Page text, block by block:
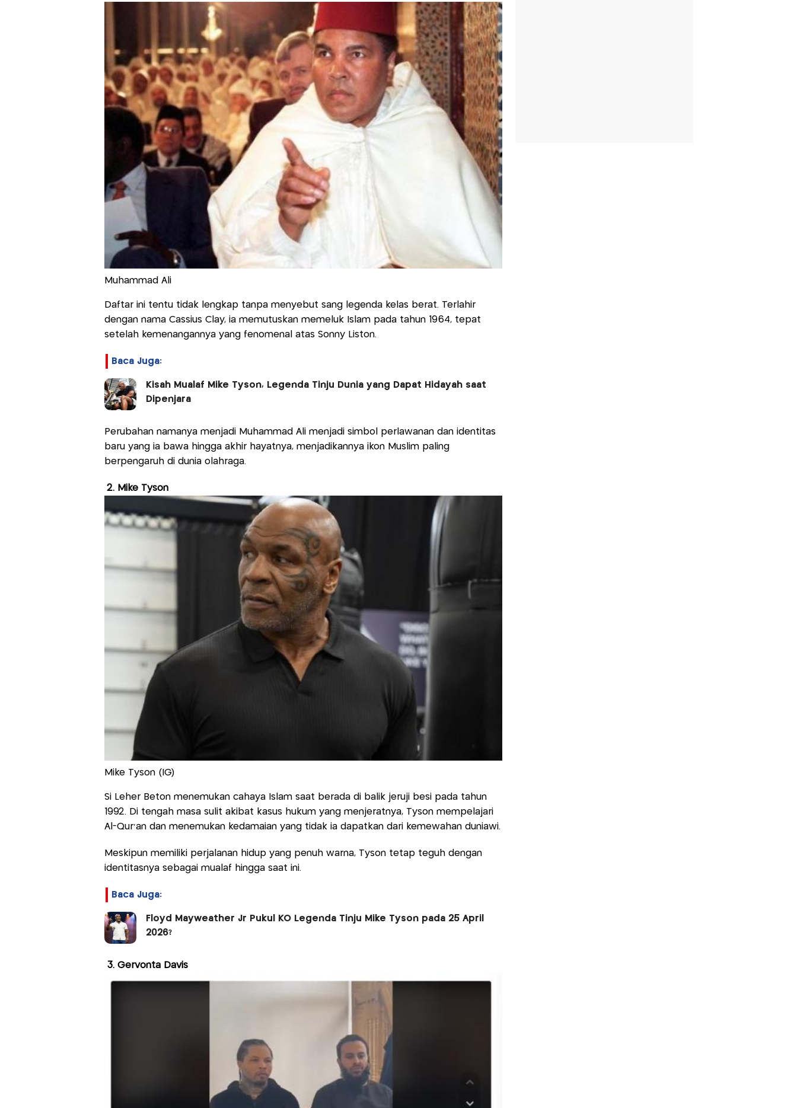
Muhammad Ali
Daftar ini tentu tidak lengkap tanpa menyebut sang legenda kelas berat. Terlahir
dengan nama Cassius Clay, ia memutuskan memeluk Islam pada tahun 1964, tepat
setelah kemenangannya yang fenomenal atas Sonny Liston.
Baca Juga:
Kisah Mualaf Mike Tyson, Legenda Tinju Dunia yang Dapat Hidayah saat
Dipenjara
Perubahan namanya menjadi Muhammad Ali menjadi simbol perlawanan dan identitas
baru yang ia bawa hingga akhir hayatnya, menjadikannya ikon Muslim paling
berpengaruh di dunia olahraga.
2. Mike Tyson
Mike Tyson (IG)
Si Leher Beton menemukan cahaya Islam saat berada di balik jeruji besi pada tahun
1992. Di tengah masa sulit akibat kasus hukum yang menjeratnya, Tyson mempelajari
Al-Qur'an dan menemukan kedamaian yang tidak ia dapatkan dari kemewahan duniawi.
Meskipun memiliki perjalanan hidup yang penuh warna, Tyson tetap teguh dengan
identitasnya sebagai mualaf hingga saat ini.
Baca Juga:
Floyd Mayweather Jr Pukul KO Legenda Tinju Mike Tyson pada 25 April
2026?
3. Gervonta Davis